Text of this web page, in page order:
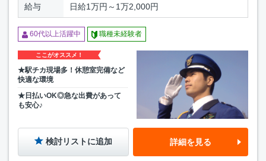
給与 日給1万円～1万2,000円
60代以上活躍中 職種未経験者
ここがオススメ！
★駅チカ現場多！休憩室完備など
快適な環境
★日払いOK◎急な出費があって
も安心♪
検討リストに追加 詳細を見る